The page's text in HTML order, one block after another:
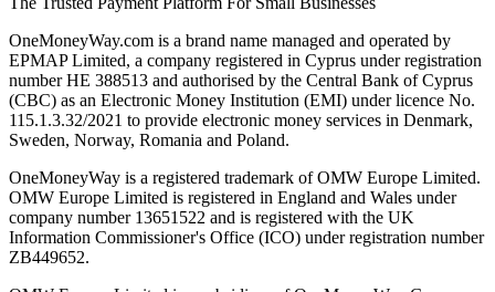
OneMoneyWay.com is a brand name managed and operated by
EPMAP Limited, a company registered in Cyprus under registration
number ΗΕ 388513 and authorised by the Central Bank of Cyprus
(CBC) as an Electronic Money Institution (EMI) under licence No.
115.1.3.32/2021 to provide electronic money services in Denmark,
Sweden, Norway, Romania and Poland.
OneMoneyWay is a registered trademark of OMW Europe Limited.
OMW Europe Limited is registered in England and Wales under
company number 13651522 and is registered with the UK
Information Commissioner's Office (ICO) under registration number
ZB449652.